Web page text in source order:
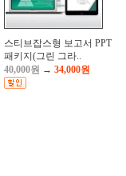
스티브잡스형 보고서 PPT
패키지(그린 그라..
40,000원 → 34,000원